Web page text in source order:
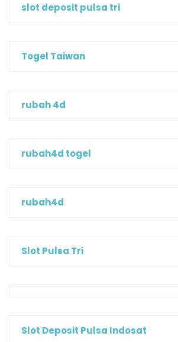
slot deposit pulsa tri
Togel Taiwan
rubah 4d
rubah4d togel
rubah4d
Slot Pulsa Tri
Slot Deposit Pulsa Indosat